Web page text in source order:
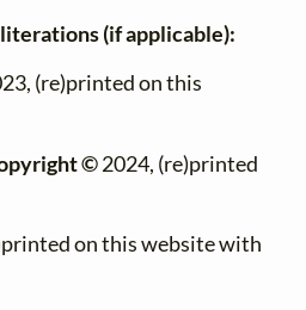
(if applicable):
(re)printed on this
©2024, (re)printed
on this website with